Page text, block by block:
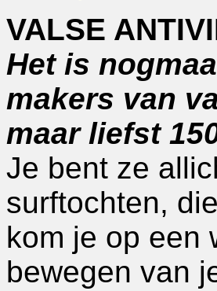
VALSE
Het is
makers van
maar liefst
Je bent ze
surftochten,
kom je op een
bewegen van